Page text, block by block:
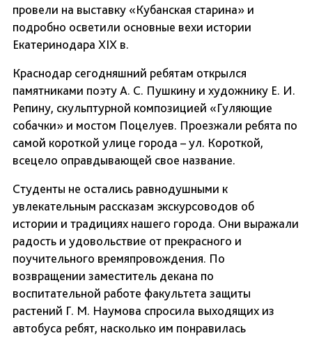
провели на выставку «Кубанская старина» и
подробно осветили основные вехи истории
Екатеринодара XIX в.
Краснодар сегодняшний ребятам открылся
памятниками поэту А. С. Пушкину и художнику Е. И.
Репину, скульптурной композицией «Гуляющие
собачки» и мостом Поцелуев. Проезжали ребята по
самой короткой улице города – ул. Короткой,
всецело оправдывающей свое название.
Студенты не остались равнодушными к
увлекательным рассказам экскурсоводов об
истории и традициях нашего города. Они выражали
радость и удовольствие от прекрасного и
поучительного времяпровождения. По
возвращении заместитель декана по
воспитательной работе факультета защиты
растений Г. М. Наумова спросила выходящих из
автобуса ребят, насколько им понравилась